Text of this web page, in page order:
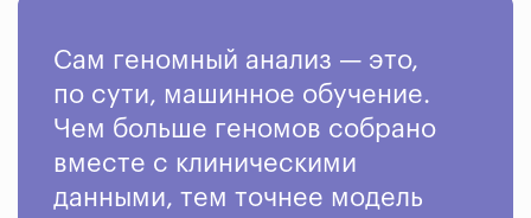
Сам геномный анализ — это,
по сути, машинное обучение.
Чем больше геномов собрано
вместе с клиническими
данными, тем точнее модель